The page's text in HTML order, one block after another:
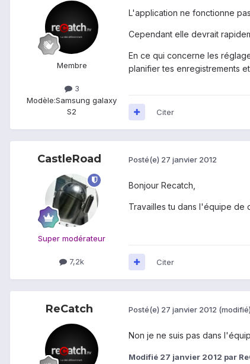
Membre
3
Modèle:Samsung galaxy
S2
L'application ne fonctionne
Cependant elle devrait
En ce qui concerne les
planifier tes enregistrements
Citer
CastleRoad
Super modérateur
7,2k
Posté(e) 27 janvier 2012
Bonjour Recatch,
Travailles tu dans l'équipe de
Citer
ReCatch Posté(e) 27 janvier 2012 (modifié)
Non je ne suis pas dans
Modifié 27 janvier 2012 par